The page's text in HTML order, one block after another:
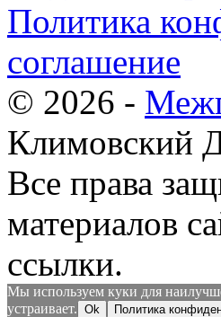
Политика
соглашение
© 2026 -
Климовский
Все права
материалов
ссылки.
Мы используем куки для
устраивает. Ok Политика